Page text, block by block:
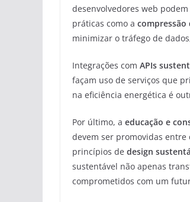
desenvolvedores web
práticas como a compressão
minimizar o tráfego de
Integrações com APIs
façam uso de serviços que
na eficiência energética é
Por último, a educação e
devem ser promovidas
princípios de design
sustentável não apenas
comprometidos com um